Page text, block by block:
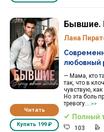
Читать
Купить 199 ₽
Бывшие.
Лана
— Мама, кто
так, что в
чувствую,
Но эта боль
тревогу....
>>
любовный
Полный
103